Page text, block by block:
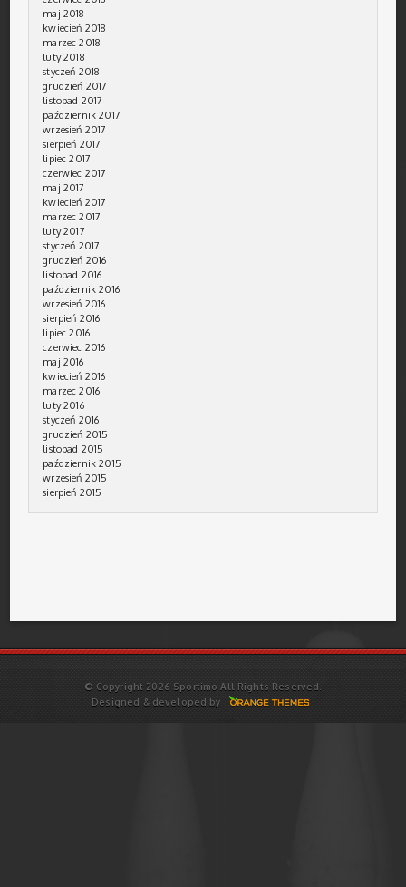
maj 2018
kwiecień 2018
marzec 2018
luty 2018
styczeń 2018
grudzień 2017
listopad 2017
październik 2017
wrzesień 2017
sierpień 2017
lipiec 2017
czerwiec 2017
maj 2017
kwiecień 2017
marzec 2017
luty 2017
styczeń 2017
grudzień 2016
listopad 2016
październik 2016
wrzesień 2016
sierpień 2016
lipiec 2016
czerwiec 2016
maj 2016
kwiecień 2016
marzec 2016
luty 2016
styczeń 2016
grudzień 2015
listopad 2015
październik 2015
wrzesień 2015
sierpień 2015
© Copyright 2026 Sportimo All Rights Reserved.
Designed & developed by